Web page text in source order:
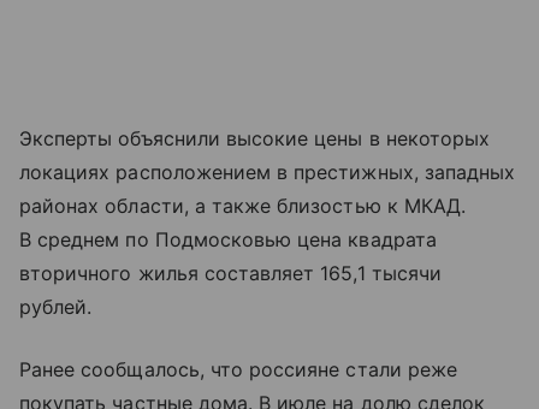
Эксперты объяснили высокие цены в некоторых
локациях расположением в престижных, западных
районах области, а также близостью к МКАД.
В среднем по Подмосковью цена квадрата
вторичного жилья составляет 165,1 тысячи
рублей.
Ранее сообщалось, что россияне стали реже
покупать частные дома. В июле на долю сделок